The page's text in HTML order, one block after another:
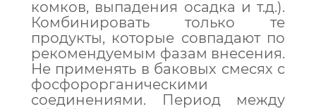
комков, выпадения осадка и т.д.).
Комбинировать только те
продукты, которые совпадают по
рекомендуемым фазам внесения.
Не применять в баковых смесях с
фосфорорганическими
соединениями. Период между